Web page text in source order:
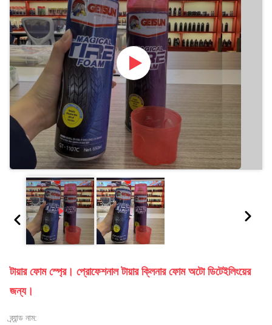
টায়ার ফোম স্প্রে। প্রোফেশনাল টায়ার ক্লিনার ফোম অটো ডিটেইলিংয়ের
জন্য।
ব্র্যান্ড নাম: